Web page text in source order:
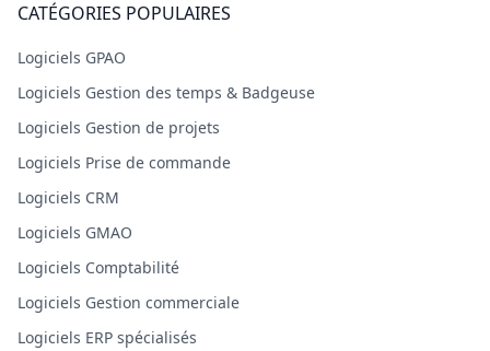
CATÉGORIES POPULAIRES
Logiciels GPAO
Logiciels Gestion des temps & Badgeuse
Logiciels Gestion de projets
Logiciels Prise de commande
Logiciels CRM
Logiciels GMAO
Logiciels Comptabilité
Logiciels Gestion commerciale
Logiciels ERP spécialisés